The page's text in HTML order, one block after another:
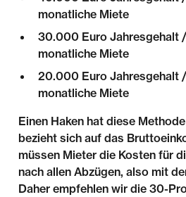
monatliche Miete
30.000 Euro Jahresgehalt
monatliche Miete
20.000 Euro Jahresgehalt
monatliche Miete
Einen Haken hat diese
bezieht sich auf das
müssen Mieter die Kosten für
nach allen Abzügen, also mit
Daher empfehlen wir die 30-